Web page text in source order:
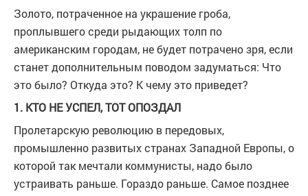
Золото, потраченное на украшение гроба,
проплывшего среди рыдающих толп по
американским городам, не будет потрачено зря, если
станет дополнительным поводом задуматься: Что
это было? Откуда это? К чему это приведет?
1. КТО НЕ УСПЕЛ, ТОТ ОПОЗДАЛ
Пролетарскую революцию в передовых,
промышленно развитых странах Западной Европы, о
которой так мечтали коммунисты, надо было
устраивать раньше. Гораздо раньше. Самое позднее